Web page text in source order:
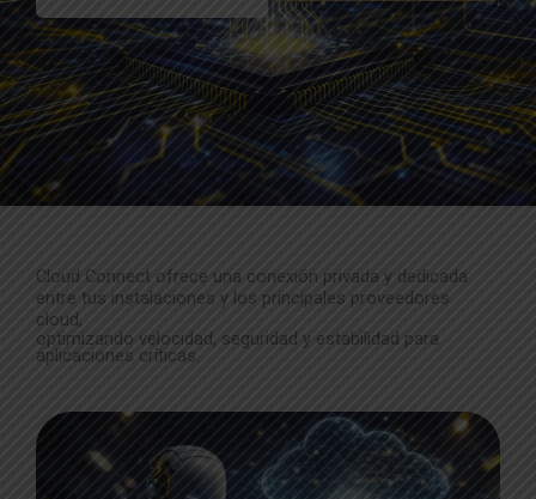
Cloud Connect ofrece una conexión privada y dedicada
entre tus instalaciones y los principales proveedores
cloud,
optimizando velocidad, seguridad y estabilidad para
aplicaciones críticas.